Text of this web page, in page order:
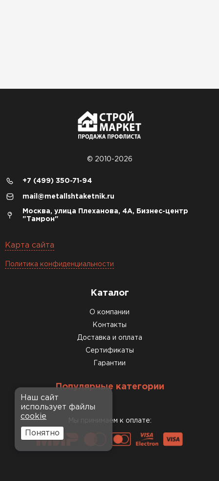
© 2010-2026
+7 (499) 350-71-94
mail@metallshtaketnik.ru
Москва, улица Плеханова, 4А, Бизнес-центр
"Тамрон"
Карта сайта
Политика конфиденциальности
Каталог
О компании
Контакты
Доставка и оплата
Сертификаты
Гарантии
Популярные категории
Мы принимаем к оплате:
Наш сайт
использует файлы
cookie
Понятно